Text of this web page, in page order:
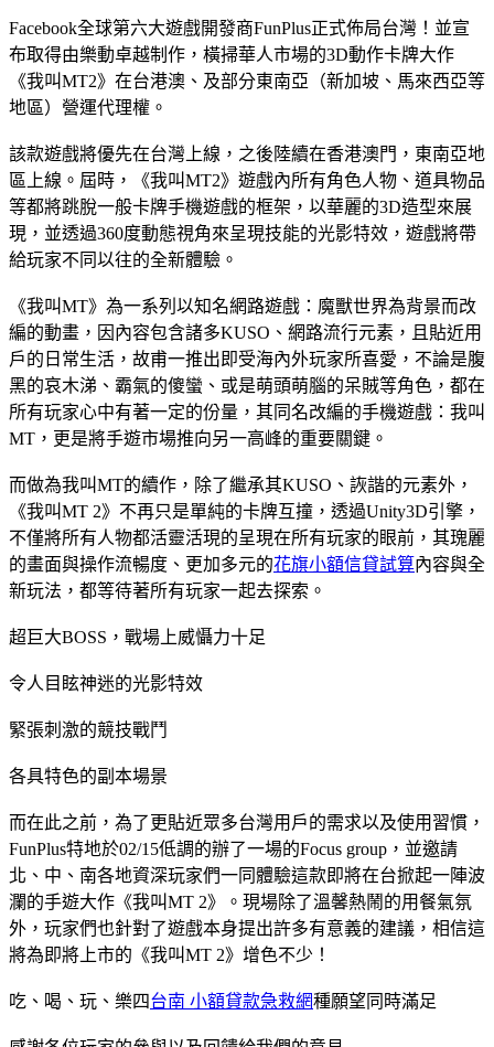
Facebook全球第六大遊戲開發商FunPlus正式佈局台灣！並宣
布取得由樂動卓越制作，橫掃華人市場的3D動作卡牌大作
《我叫MT2》在台港澳、及部分東南亞（新加坡、馬來西亞等
地區）營運代理權。
該款遊戲將優先在台灣上線，之後陸續在香港澳門，東南亞地
區上線。屆時，《我叫MT2》遊戲內所有角色人物、道具物品
等都將跳脫一般卡牌手機遊戲的框架，以華麗的3D造型來展
現，並透過360度動態視角來呈現技能的光影特效，遊戲將帶
給玩家不同以往的全新體驗。
《我叫MT》為一系列以知名網路遊戲：魔獸世界為背景而改
編的動畫，因內容包含諸多KUSO、網路流行元素，且貼近用
戶的日常生活，故甫一推出即受海內外玩家所喜愛，不論是腹
黑的哀木涕、霸氣的傻蠻、或是萌頭萌腦的呆賊等角色，都在
所有玩家心中有著一定的份量，其同名改編的手機遊戲：我叫
MT，更是將手遊市場推向另一高峰的重要關鍵。
而做為我叫MT的續作，除了繼承其KUSO、詼諧的元素外，
《我叫MT 2》不再只是單純的卡牌互撞，透過Unity3D引擎，
不僅將所有人物都活靈活現的呈現在所有玩家的眼前，其瑰麗
的畫面與操作流暢度、更加多元的花旗小額信貸試算內容與全
新玩法，都等待著所有玩家一起去探索。
超巨大BOSS，戰場上威懾力十足
令人目眩神迷的光影特效
緊張刺激的競技戰鬥
各具特色的副本場景
而在此之前，為了更貼近眾多台灣用戶的需求以及使用習慣，
FunPlus特地於02/15低調的辦了一場的Focus group，並邀請
北、中、南各地資深玩家們一同體驗這款即將在台掀起一陣波
瀾的手遊大作《我叫MT 2》。現場除了溫馨熱鬧的用餐氣氛
外，玩家們也針對了遊戲本身提出許多有意義的建議，相信這
將為即將上市的《我叫MT 2》增色不少！
吃、喝、玩、樂四台南 小額貸款急救網種願望同時滿足